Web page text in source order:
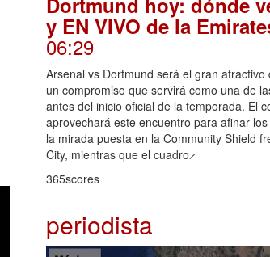
y EN VIVO de la
06:29
Arsenal vs Dortmund será el gran atractivo
un compromiso que servirá como una de
antes del inicio oficial de la temporada. El
aprovechará este encuentro para afinar
la mirada puesta en la Community Shield
City, mientras que el cuadro ̷
365scores
periodista